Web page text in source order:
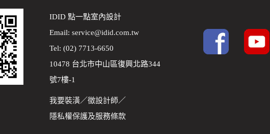
IDID 點一點室內設計
Email: service@idid.com.tw
Tel: (02) 7713-6650
10478 台北市中山區復興北路344
號7樓-1
我要裝潢／徵設計師／
隱私權保護及服務條款